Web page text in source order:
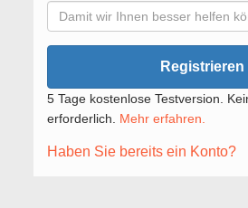
Registrieren
5 Tage kostenlose Testversion.
erforderlich. Mehr erfahren.
Haben Sie bereits ein Konto?